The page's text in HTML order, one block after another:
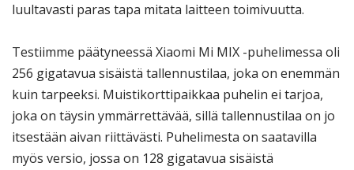
luultavasti paras tapa mitata laitteen toimivuutta.
Testiimme päätyneessä Xiaomi Mi MIX -puhelimessa oli
256 gigatavua sisäistä tallennustilaa, joka on enemmän
kuin tarpeeksi. Muistikorttipaikkaa puhelin ei tarjoa,
joka on täysin ymmärrettävää, sillä tallennustilaa on jo
itsestään aivan riittävästi. Puhelimesta on saatavilla
myös versio, jossa on 128 gigatavua sisäistä